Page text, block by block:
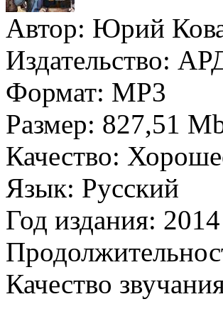
Автор: Юрий
Издательство:
Формат: MP3
Размер: 827,51
Качество:
Язык: Русский
Год издания: 2014
Качество